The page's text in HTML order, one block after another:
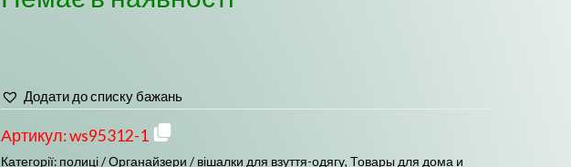
Додати до списку бажань
Артикул:ws95312-1
Категорії: полиці / Органайзери / вішалки для взуття-одягу, Товары для дома и